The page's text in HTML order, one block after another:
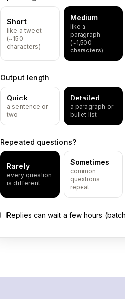
Short
like a tweet
(~150
characters)
Medium
like a
paragraph
(~1,500
characters)
Output length
Quick
a sentence or
two
Detailed
a paragraph or
bullet list
Repeated questions?
Rarely
every question
is different
Sometimes
common
questions
repeat
Replies can wait a few hours